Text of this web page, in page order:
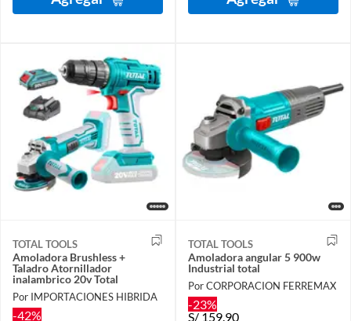
TOTAL TOOLS
Amoladora Brushless +
Taladro Atornillador
inalambrico 20v Total
Por IMPORTACIONES HIBRIDA
-42%
TOTAL TOOLS
Amoladora angular 5 900w
Industrial total
Por CORPORACION FERREMAX
-23%
S/159.90